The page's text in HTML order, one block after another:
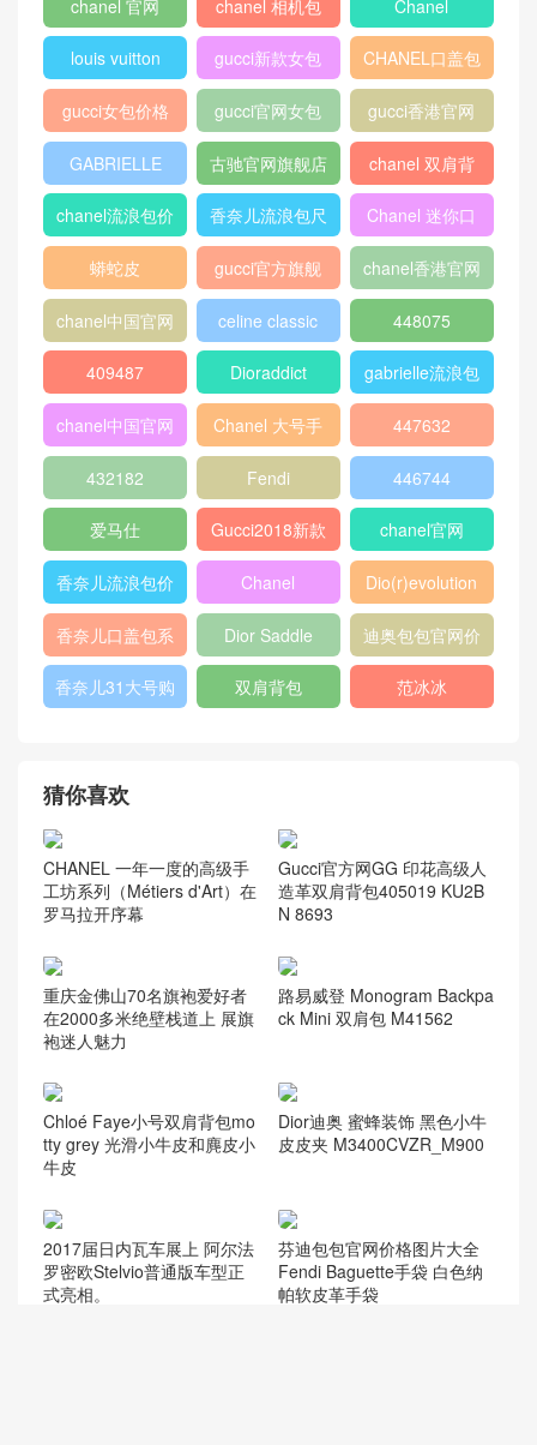
Gucci老虎印花GG高级人造
革男士皮夹 451268 K5Z1N
8666
芬迪Fendi KAN I手袋Mini 蓝
莓色小牛皮迷你手袋 缀波浪
边缘
路易威登 Neverfull 中号手袋
N41361 米黄色
Celine Mini Clasp天然色蜥蜴
皮斜挎手袋
louisvuitton Pochette Metis
手袋 M43991 邮差包
Louis Vuitton 漆面小牛皮 T
WIST 小号手袋 M54728玫瑰
粉
热门标签
chanel 口盖包 Gucci
boy chanel口盖
包
peekaboo gucci中文官网
香奈儿口盖包
2018
Micro Luggage 口盖包 400249
chanel 官网 chanel 相机包 Chanel
louis vuitton gucci新款女包 CHANEL口盖包
GABRIELLE
chanel流浪包价
格
香奈儿流浪包尺
Chanel 迷你口
盖包
蟒蛇皮
gucci官方旗舰
chanel香港官网
chanel中国官网
celine classic
box
409487 Dioraddict gabrielle流浪包
提包
432182 Fendi 446744
香奈儿流浪包价
格
Chanel
Gabrielle小号流
浪包
香奈儿口盖包系
Dior Saddle
Bag
迪奥包包官网价